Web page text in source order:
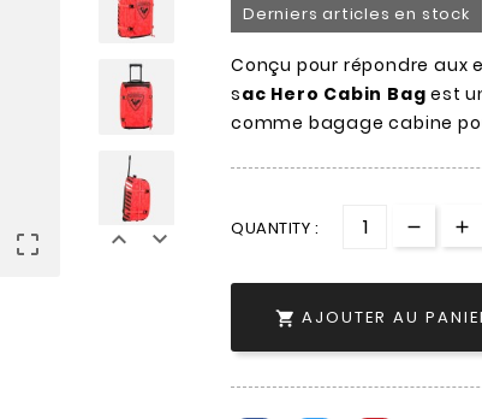
  
Derniers articles en stock
Conçu pour répondre aux
sac Hero Cabin Bag est
comme bagage cabine
QUANTITY :
 AJOUTER AU